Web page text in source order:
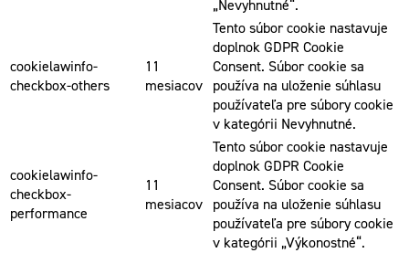
„Nevyhnutné“.
cookielawinfo-
checkbox-others
11
mesiacov
Tento súbor cookie nastavuje
doplnok GDPR Cookie
Consent. Súbor cookie sa
používa na uloženie súhlasu
používateľa pre súbory cookie
v kategórii Nevyhnutné.
cookielawinfo-
checkbox-
performance
11
mesiacov
Tento súbor cookie nastavuje
doplnok GDPR Cookie
Consent. Súbor cookie sa
používa na uloženie súhlasu
používateľa pre súbory cookie
v kategórii „Výkonostné“.